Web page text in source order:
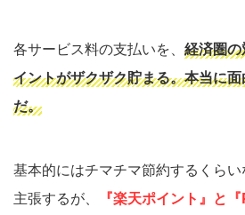
各サービス料の支払いを、 経済圏
イントがザクザク貯まる。本当に
だ。
基本的にはチマチマ節約するくら
主張するが、
『楽天ポイント』と